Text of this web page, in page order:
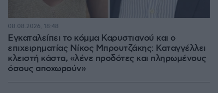
Εγκαταλείπει το κόμμα Καρυστιανού και ο
επιχειρηματίας Νίκος Μπρουτζάκης: Καταγγέλλει
κλειστή κάστα, «λένε προδότες και πληρωμένους
όσους αποχωρούν»
08.08.2026, 18:48